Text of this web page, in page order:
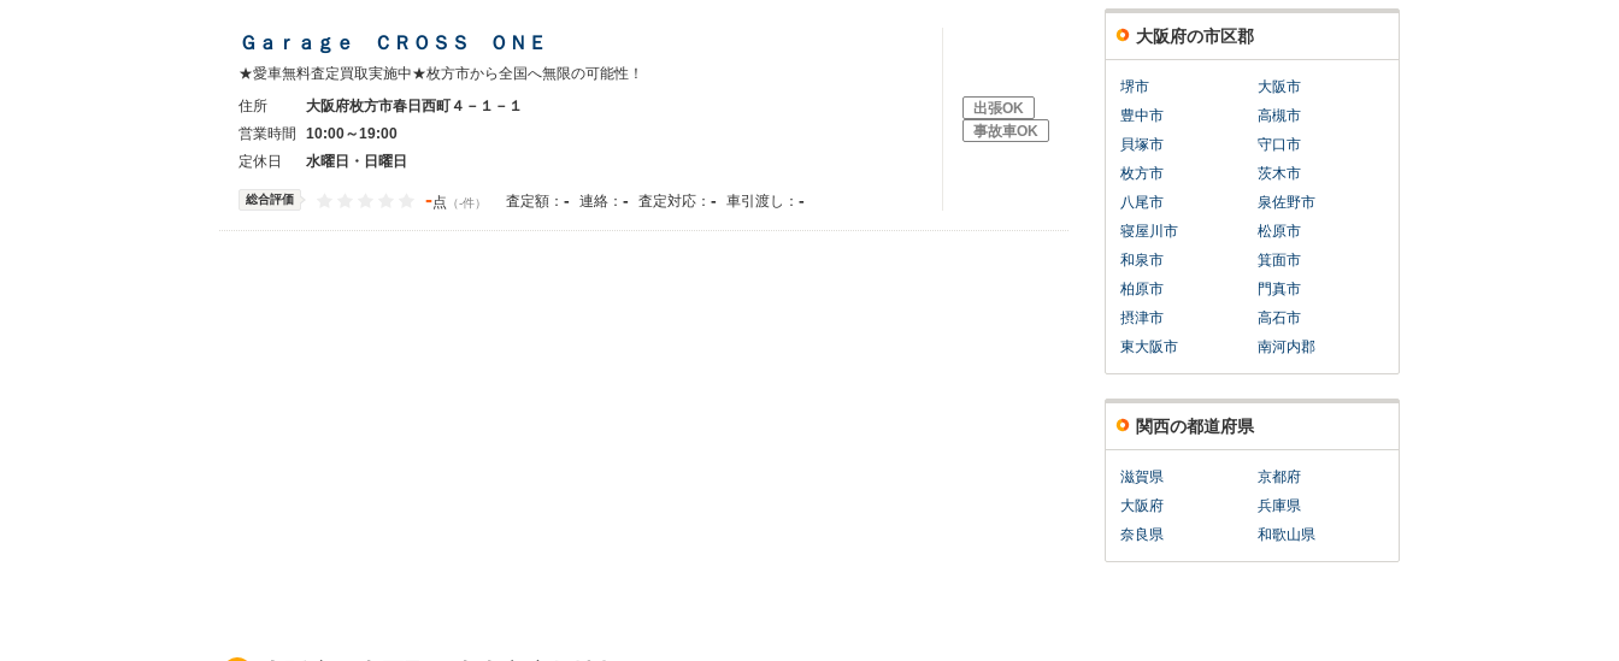
Ｇａｒａｇｅ ＣＲＯＳＳ ＯＮＥ
★愛車無料査定買取実施中★枚方市から全国へ無限の可能性！
住所
大阪府枚方市春日西町４－１－１
営業時間
10:00～19:00
定休日
水曜日・日曜日
総合評価 -点 （-件） 査定額： - 連絡： - 査定対応： - 車引渡し： -
出張OK
事故車OK
大阪府の市区郡
堺市
大阪市
豊中市
高槻市
貝塚市
守口市
枚方市
茨木市
八尾市
泉佐野市
寝屋川市
松原市
和泉市
箕面市
柏原市
門真市
摂津市
高石市
東大阪市
南河内郡
関西の都道府県
滋賀県
京都府
大阪府
兵庫県
奈良県
和歌山県